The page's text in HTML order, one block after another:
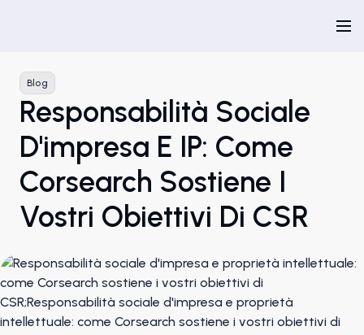
Blog
Responsabilità Sociale
D'impresa E IP: Come
Corsearch Sostiene I
Vostri Obiettivi Di CSR